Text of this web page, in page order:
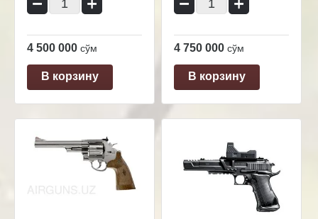
4 500 000 сўм
В корзину
4 750 000 сўм
В корзину